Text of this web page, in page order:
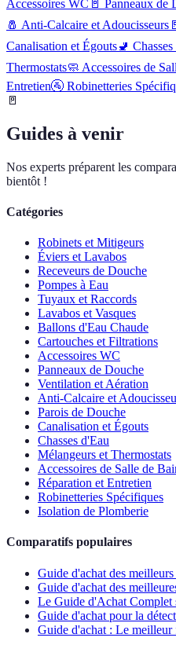
Accessoires WC 🚪 Panneaux de
🧂 Anti-Calcaire et Adoucisseurs
Canalisation et Égouts🚽
Thermostats🧼 Accessoires de
Entretien🚰 Robinetteries
🚪
Guides à venir
Nos experts préparent les
bientôt !
Catégories
Robinets et Mitigeurs
Éviers et Lavabos
Receveurs de Douche
Pompes à Eau
Tuyaux et Raccords
Lavabos et Vasques
Ballons d'Eau Chaude
Cartouches et Filtrations
Accessoires WC
Panneaux de Douche
Ventilation et Aération
Anti-Calcaire et
Parois de Douche
Canalisation et Égouts
Chasses d'Eau
Mélangeurs et Thermostats
Accessoires de Salle de
Réparation et Entretien
Robinetteries Spécifiques
Isolation de Plomberie
Comparatifs populaires
Guide d'achat des
Guide d'achat des
Le Guide d'Achat Complet
Guide d'achat pour la
Guide d'achat : Le